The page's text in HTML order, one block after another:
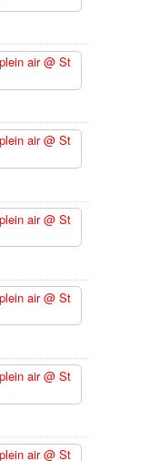
air@ St
air@ St
air@ St
air@ St
air@ St
air@ St